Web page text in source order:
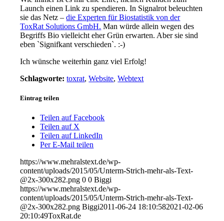
Launch einen Link zu spendieren. In Signalrot beleuchten
sie das Netz –die Experten für Biostatistik von der
ToxRat Solutions GmbH. Man würde allein wegen des
Begriffs Bio vielleicht eher Grün erwarten. Aber sie sind
eben `Signifkant verschieden`. :-)
Ich wünsche weiterhin ganz viel Erfolg!
Schlagworte: toxrat,Website,Webtext
Eintrag teilen
Teilen auf Facebook
Teilen auf X
Teilen auf LinkedIn
Per E-Mail teilen
https://www.mehralstext.de/wp-
content/uploads/2015/05/Unterm-Strich-mehr-als-Text-
@2x-300x282.png 0 0 Biggi
https://www.mehralstext.de/wp-
content/uploads/2015/05/Unterm-Strich-mehr-als-Text-
@2x-300x282.png Biggi2011-06-24 18:10:582021-02-06
20:10:49ToxRat.de